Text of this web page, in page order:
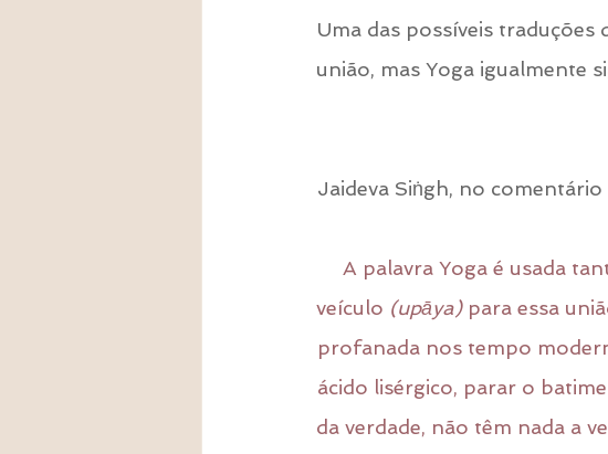
Uma das possíveis
união, mas Yoga igualmente
Jaideva Siṅgh, no
A palavra Yoga é usada
veículo (upāya) para essa
profanada nos tempo
ácido lisérgico, parar o
da verdade, não têm nada a